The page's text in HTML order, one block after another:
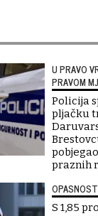
U PRAVO
PRAVOM
Policija
pljačku
praznih
S 1,85